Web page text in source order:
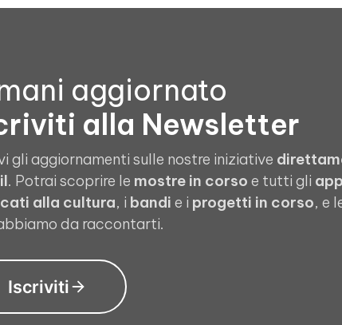
aggiornato
alla Newsletter
gli aggiornamenti sulle nostre iniziative
. Potrai scoprire le mostre in corso e tutti gli
alla cultura, i bandi e i progetti in corso, e
da raccontarti.
Iscriviti